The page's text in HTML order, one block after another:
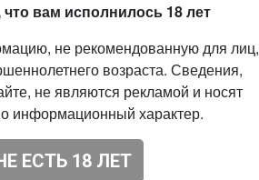
вам исполнилось 18 лет
не рекомендованную для лиц,
возраста. Сведения,
не являются рекламой и носят
информационный характер.
ЕСТЬ 18 ЛЕТ